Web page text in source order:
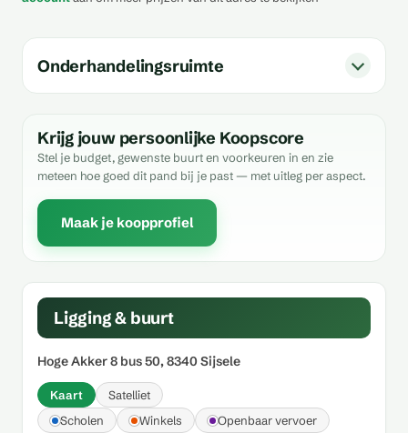
Onderhandelingsruimte
Krijg jouw persoonlijke Koopscore
Stel je budget, gewenste buurt en voorkeuren in en zie
meteen hoe goed dit pand bij je past — met uitleg per aspect.
Maak je koopprofiel
Ligging & buurt
Hoge Akker 8 bus 50, 8340 Sijsele
Kaart
Satelliet
Scholen
Winkels Openbaar vervoer